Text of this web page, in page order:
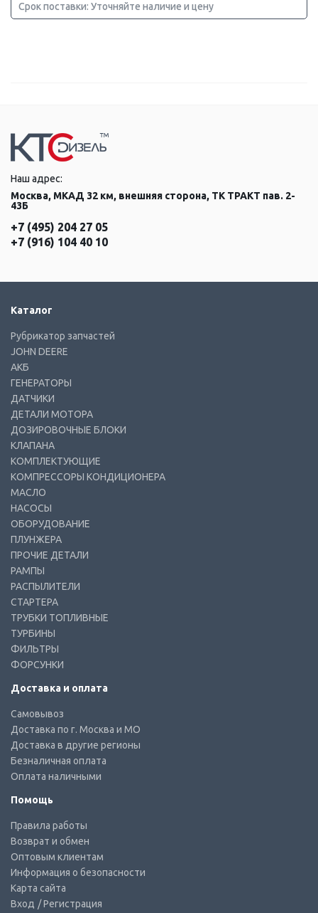
Срок поставки: Уточняйте наличие и цену
Наш адрес:
Москва, МКАД 32 км, внешняя сторона, ТК ТРАКТ пав. 2-
43Б
+7 (495) 204 27 05
+7 (916) 104 40 10
Каталог
Рубрикатор запчастей
JOHN DEERE
АКБ
ГЕНЕРАТОРЫ
ДАТЧИКИ
ДЕТАЛИ МОТОРА
ДОЗИРОВОЧНЫЕ БЛОКИ
КЛАПАНА
КОМПЛЕКТУЮЩИЕ
КОМПРЕССОРЫ КОНДИЦИОНЕРА
МАСЛО
НАСОСЫ
ОБОРУДОВАНИЕ
ПЛУНЖЕРА
ПРОЧИЕ ДЕТАЛИ
РАМПЫ
РАСПЫЛИТЕЛИ
СТАРТЕРА
ТРУБКИ ТОПЛИВНЫЕ
ТУРБИНЫ
ФИЛЬТРЫ
ФОРСУНКИ
Доставка и оплата
Самовывоз
Доставка по г. Москва и МО
Доставка в другие регионы
Безналичная оплата
Оплата наличными
Помощь
Правила работы
Возврат и обмен
Оптовым клиентам
Информация о безопасности
Карта сайта
Вход / Регистрация